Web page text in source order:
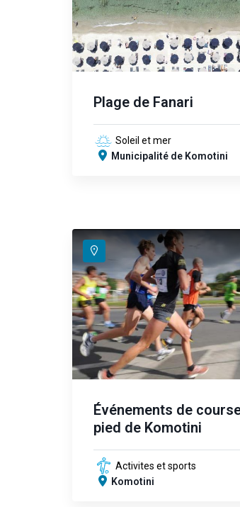
Plage de Fanari
Soleil et mer
Municipalité de Komotini
Événements de
pied de Komotini
Activites et sports
Komotini